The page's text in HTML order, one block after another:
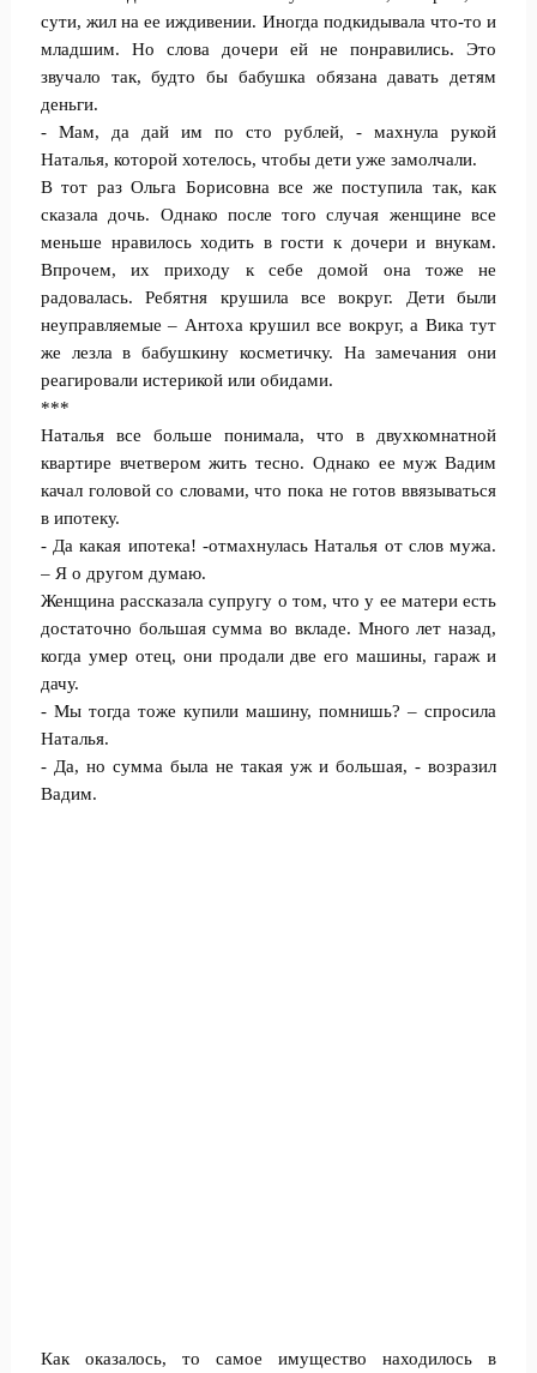
сути, жил на ее иждивении. Иногда подкидывала что-то и
младшим. Но слова дочери ей не понравились. Это
звучало так, будто бы бабушка обязана давать детям
деньги.
- Мам, да дай им по сто рублей, - махнула рукой
Наталья, которой хотелось, чтобы дети уже замолчали.
В тот раз Ольга Борисовна все же поступила так, как
сказала дочь. Однако после того случая женщине все
меньше нравилось ходить в гости к дочери и внукам.
Впрочем, их приходу к себе домой она тоже не
радовалась. Ребятня крушила все вокруг. Дети были
неуправляемые – Антоха крушил все вокруг, а Вика тут
же лезла в бабушкину косметичку. На замечания они
реагировали истерикой или обидами.
***
Наталья все больше понимала, что в двухкомнатной
квартире вчетвером жить тесно. Однако ее муж Вадим
качал головой со словами, что пока не готов ввязываться
в ипотеку.
- Да какая ипотека! -отмахнулась Наталья от слов мужа.
– Я о другом думаю.
Женщина рассказала супругу о том, что у ее матери есть
достаточно большая сумма во вкладе. Много лет назад,
когда умер отец, они продали две его машины, гараж и
дачу.
- Мы тогда тоже купили машину, помнишь? – спросила
Наталья.
- Да, но сумма была не такая уж и большая, - возразил
Вадим.
Как оказалось, то самое имущество находилось в